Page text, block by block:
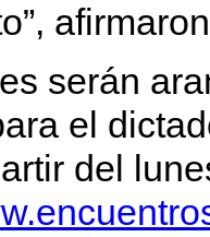
serán
el
del